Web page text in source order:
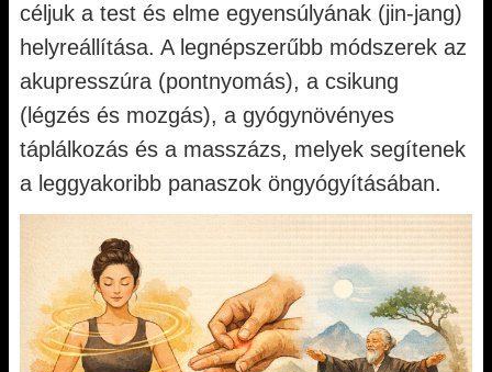
céljuk a test és elme egyensúlyának (jin-jang)
helyreállítása. A legnépszerűbb módszerek az
akupresszúra (pontnyomás), a csikung
(légzés és mozgás), a gyógynövényes
táplálkozás és a masszázs, melyek segítenek
a leggyakoribb panaszok öngyógyításában.